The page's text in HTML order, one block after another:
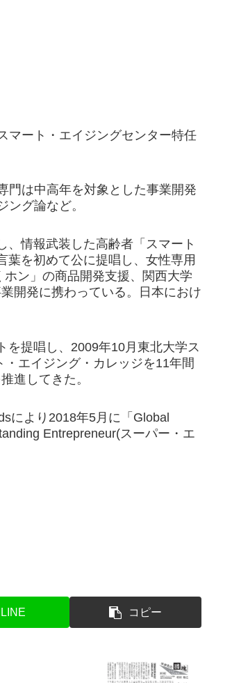
マート・エイジングセンター特任
門は中高年を対象とした事業開発
グ論など。
情報武装した高齢者「スマート
葉を初めて公に提唱し、女性専用
ン」の商品開発支援、関西大学
開発に携わっている。日本におけ
を提唱し、2009年10月東北大学ス
エイジング・カレッジを11年間
進してきた。
により2018年5月に「Global
Entrepreneur(スーパー・エ
LINE コピー